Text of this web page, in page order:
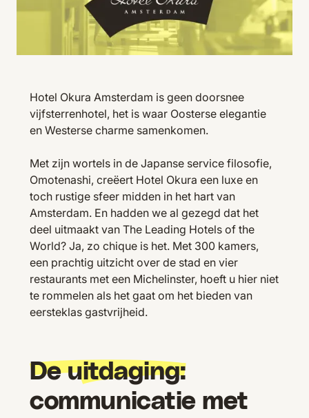
Hotel Okura Amsterdam is geen doorsnee
vijfsterrenhotel, het is waar Oosterse elegantie
en Westerse charme samenkomen.
Met zijn wortels in de Japanse service filosofie,
Omotenashi, creëert Hotel Okura een luxe en
toch rustige sfeer midden in het hart van
Amsterdam. En hadden we al gezegd dat het
deel uitmaakt van The Leading Hotels of the
World? Ja, zo chique is het. Met 300 kamers,
een prachtig uitzicht over de stad en vier
restaurants met een Michelinster, hoeft u hier niet
te rommelen als het gaat om het bieden van
eersteklas gastvrijheid.
De uitdaging:
communicatie met